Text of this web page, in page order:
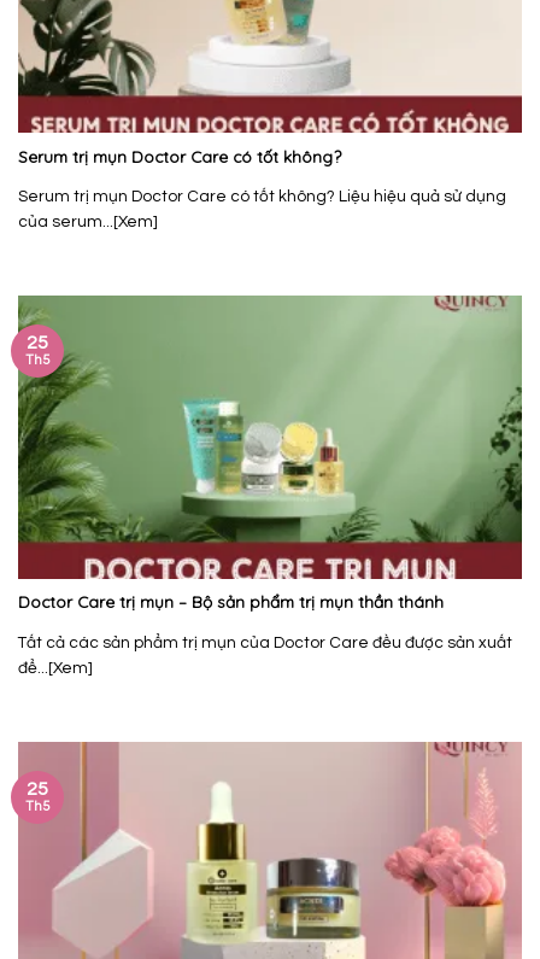
Serum trị mụn Doctor Care có tốt không?
Serum trị mụn Doctor Care có tốt không? Liệu hiệu quả sử dụng
của serum...[Xem]
Doctor Care trị mụn – Bộ sản phẩm trị mụn thần thánh
Tất cả các sản phẩm trị mụn của Doctor Care đều được sản xuất
để...[Xem]
25
Th5
25
Th5